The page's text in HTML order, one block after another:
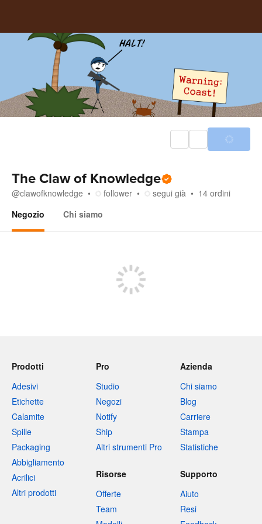
The Claw of Knowledge
@clawofknowledge follower segui già 14 ordini
Negozio
Chi siamo
Prodotti
Adesivi
Etichette
Calamite
Spille
Packaging
Abbigliamento
Acrilici
Altri prodotti
Pro
Studio
Negozi
Notify
Ship
Altri strumenti Pro
Azienda
Chi siamo
Blog
Carriere
Stampa
Statistiche
Risorse
Offerte
Team
Supporto
Aiuto
Resi